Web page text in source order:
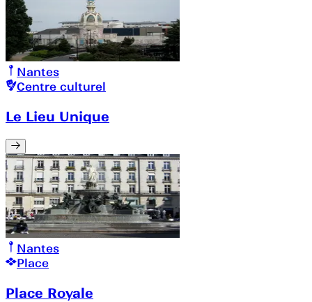
Nantes
Centre culturel
Le Lieu Unique
Nantes
Place
Place Royale